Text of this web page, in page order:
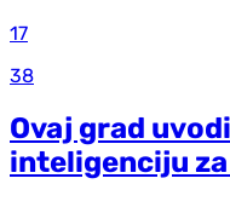
17
38
Ovaj grad
inteligenciju